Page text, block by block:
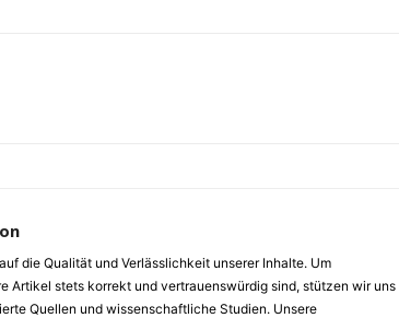
die Qualität und Verlässlichkeit unserer Inhalte. Um
Artikel stets korrekt und vertrauenswürdig sind, stützen wir uns
Quellen und wissenschaftliche Studien. Unsere